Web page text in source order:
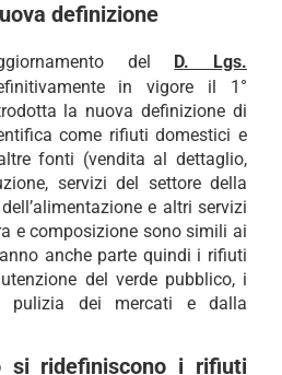
definizione
del
D. Lgs.
in vigore il 1°
la nuova definizione di
come rifiuti domestici e
fonti (vendita al dettaglio,
servizi del settore della
e altri servizi
e composizione sono simili ai
anche parte quindi i rifiuti
del verde pubblico, i
pulizia dei mercati e dalla
si ridefiniscono i rifiuti